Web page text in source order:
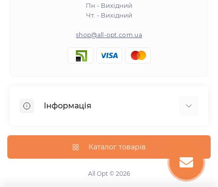
Пн - Вихідний
Чт. - Вихідний
shop@all-opt.com.ua
Інформація
Оплата та доставка
Повернення та обмін
Політика конфіденційності
Каталог товарів
All Opt © 2026